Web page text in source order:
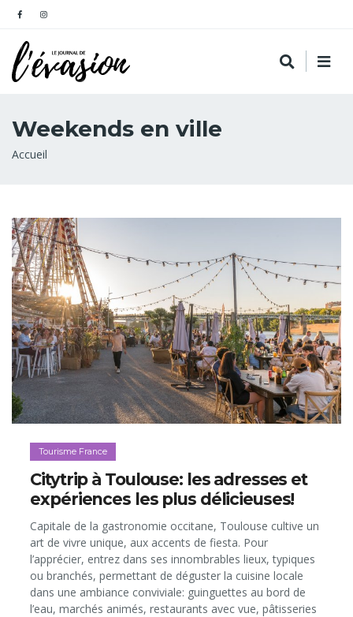
Weekends en ville
Fil
Accueil
Tourisme France
Citytrip à Toulouse: les adresses et
expériences les plus délicieuses!
Capitale de la gastronomie occitane, Toulouse cultive un
art de vivre unique, aux accents de fiesta. Pour
l’apprécier, entrez dans ses innombrables lieux, typiques
ou branchés, permettant de déguster la cuisine locale
dans une ambiance conviviale: guinguettes au bord de
l’eau, marchés animés, restaurants avec vue, pâtisseries